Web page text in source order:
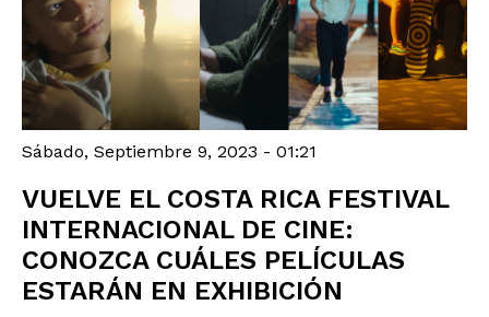
Sábado, Septiembre 9, 2023 - 01:21
VUELVE EL COSTA RICA FESTIVAL
INTERNACIONAL DE CINE:
CONOZCA CUÁLES PELÍCULAS
ESTARÁN EN EXHIBICIÓN